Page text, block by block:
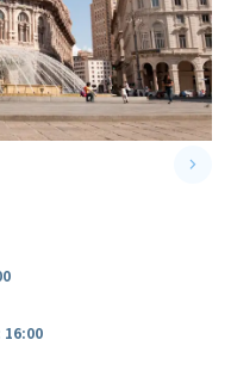
keyboard_arrow_right
16:00